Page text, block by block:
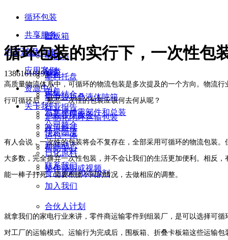
循环包装
围板箱
卡板箱
塑料托盘
箱中袋折叠液体吨箱
定制化闭环运输包装
共享服务
期租
次租
租售结合
包装管理服务
运包一体
解决方案
轴类
电机
汽车座椅零部件和总装
快运物流
日化原料
食品原料和添加剂
应用案例
资源中心
行业报告
政策解读
帮助中心
操作说明或视频
关于我们
公司简介
新闻动态
联系我们
加入我们
合伙人计划
申请试用
13861618193
循环包装的实行下，一次性包
高质量物流体系中，可循环的物流包装是多次提及的一个方向。物流
行可循环后，那些一次性的包装应该何去何从呢？
有人会说，一次性的包装将会不复存在，全部采用可循环的物流包装
大多数，完全摒弃一次性包装，并不会让我们的生活更加便利。相反
能一棒子打死，需要根据不同的情况，去做相应的调整。
就拿我们的家电行业来讲，零件商运输零件到组装厂，是可以选择可
对工厂的运输模式。运输行为完成后，围板箱、折叠卡板箱这些运输